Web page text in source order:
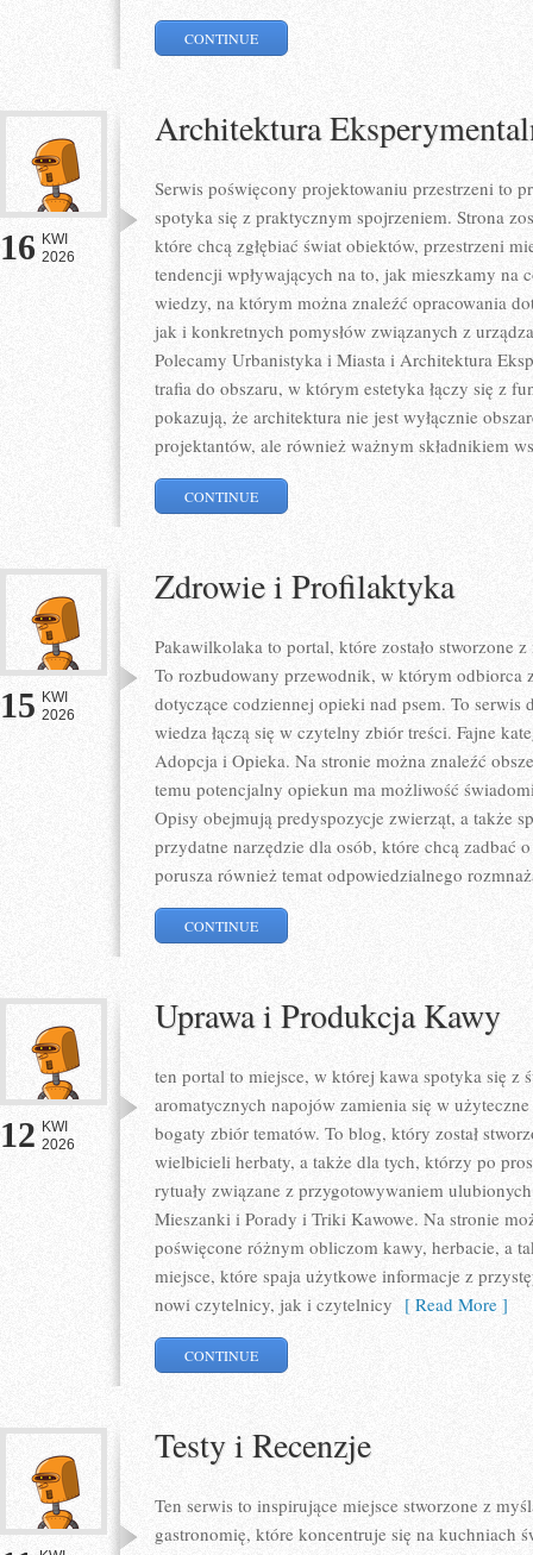
CONTINUE
16 KWI
2026
Architektura
Serwis poświęcony projektowaniu przestrzeni to
spotyka się z praktycznym spojrzeniem. Strona
które chcą zgłębiać świat obiektów, przestrzeni
tendencji wpływających na to, jak mieszkamy na
wiedzy, na którym można znaleźć opracowania
jak i konkretnych pomysłów związanych z
Polecamy Urbanistyka i Miasta i Architektura
trafia do obszaru, w którym estetyka łączy się z
pokazują, że architektura nie jest wyłącznie
projektantów, ale również ważnym składnikiem
CONTINUE
15 KWI
2026
Zdrowie i Profilaktyka
Pakawilkolaka to portal, które zostało stworzone
To rozbudowany przewodnik, w którym odbiorca
dotyczące codziennej opieki nad psem. To serwis
wiedza łączą się w czytelny zbiór treści. Fajne
Adopcja i Opieka. Na stronie można znaleźć
temu potencjalny opiekun ma możliwość
Opisy obejmują predyspozycje zwierząt, a także
przydatne narzędzie dla osób, które chcą zadbać
porusza również temat odpowiedzialnego
CONTINUE
12 KWI
2026
Uprawa i Produkcja Kawy
ten portal to miejsce, w której kawa spotyka się z
aromatycznych napojów zamienia się w
bogaty zbiór tematów. To blog, który został
wielbicieli herbaty, a także dla tych, którzy po
rytuały związane z przygotowywaniem
Mieszanki i Porady i Triki Kawowe. Na stronie
poświęcone różnym obliczom kawy, herbacie, a
miejsce, które spaja użytkowe informacje z
nowi czytelnicy, jak i czytelnicy [ Read More ]
CONTINUE
Testy i Recenzje
Ten serwis to inspirujące miejsce stworzone z
gastronomię, które koncentruje się na kuchniach